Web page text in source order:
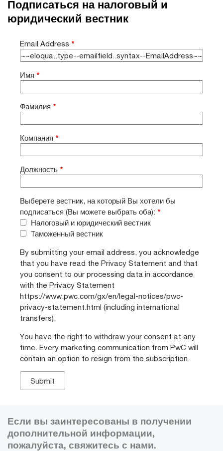
Подписаться на налоговый и
юридический вестник
Email Address *
Имя *
Фамилия *
Компания *
Должность *
Выберете вестник, на который Вы хотели бы
подписаться (Вы можете выбрать оба): *
Налоговый и юридический вестник
Таможенный вестник
By submitting your email address, you acknowledge
that you have read the Privacy Statement and that
you consent to our processing data in accordance
with the Privacy Statement
https://www.pwc.com/gx/en/legal-notices/pwc-
privacy-statement.html (including international
transfers).
You have the right to withdraw your consent at any
time. Every marketing communication from PwC will
contain an option to resign from the subscription.
Если вы заинтересованы в получении
дополнительной информации,
пожалуйста, свяжитесь с нами.